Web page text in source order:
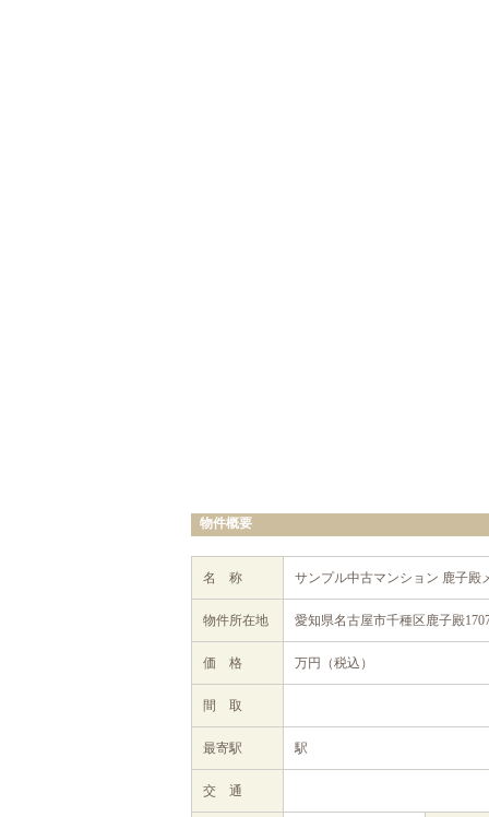
物件概要
名 称 サンプル中古マンション 鹿子殿
物件所在地 愛知県名古屋市千種区鹿子殿
価 格 万円（税込）
間 取
最寄駅 駅
交 通